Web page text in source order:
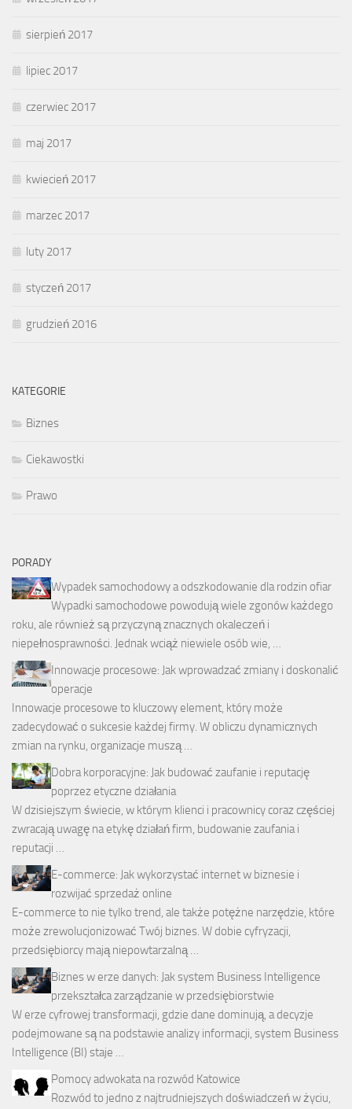
sierpień 2017
lipiec 2017
czerwiec 2017
maj 2017
kwiecień 2017
marzec 2017
luty 2017
styczeń 2017
grudzień 2016
KATEGORIE
Biznes
Ciekawostki
Prawo
PORADY
Wypadek samochodowy a odszkodowanie dla rodzin ofiar
Wypadki samochodowe powodują wiele zgonów każdego
roku, ale również są przyczyną znacznych okaleczeń i
niepełnosprawności. Jednak wciąż niewiele osób wie, …
Innowacje procesowe: Jak wprowadzać zmiany i doskonalić
operacje
Innowacje procesowe to kluczowy element, który może
zadecydować o sukcesie każdej firmy. W obliczu dynamicznych
zmian na rynku, organizacje muszą …
Dobra korporacyjne: Jak budować zaufanie i reputację
poprzez etyczne działania
W dzisiejszym świecie, w którym klienci i pracownicy coraz częściej
zwracają uwagę na etykę działań firm, budowanie zaufania i
reputacji …
E-commerce: Jak wykorzystać internet w biznesie i
rozwijać sprzedaż online
E-commerce to nie tylko trend, ale także potężne narzędzie, które
może zrewolucjonizować Twój biznes. W dobie cyfryzacji,
przedsiębiorcy mają niepowtarzalną …
Biznes w erze danych: Jak system Business Intelligence
przekształca zarządzanie w przedsiębiorstwie
W erze cyfrowej transformacji, gdzie dane dominują, a decyzje
podejmowane są na podstawie analizy informacji, system Business
Intelligence (BI) staje …
Pomocy adwokata na rozwód Katowice
Rozwód to jedno z najtrudniejszych doświadczeń w życiu,